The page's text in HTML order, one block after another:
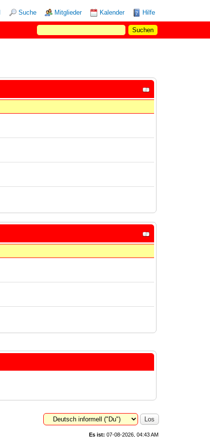
Suche Mitglieder Kalender Hilfe
Es ist: 07-08-2026, 04:43 AM